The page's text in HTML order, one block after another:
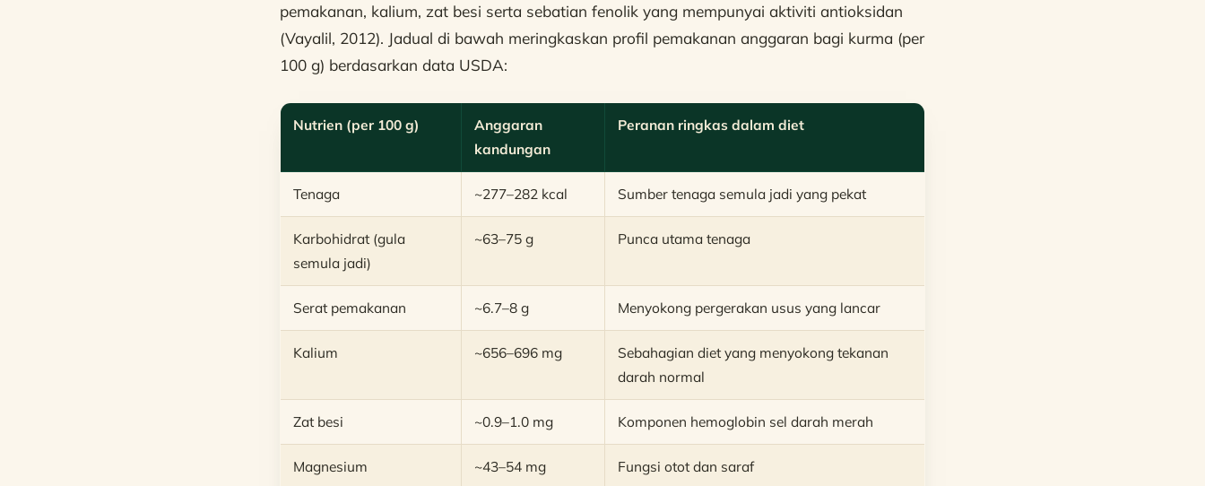
pemakanan, kalium, zat besi serta sebatian fenolik yang mempunyai aktiviti antioksidan
(Vayalil, 2012). Jadual di bawah meringkaskan profil pemakanan anggaran bagi kurma (per
100 g) berdasarkan data USDA:
Nutrien (per 100 g)
Anggaran
kandungan
Peranan ringkas dalam diet
Tenaga ~277–282 kcal Sumber tenaga semula jadi yang pekat
Karbohidrat (gula
semula jadi)
~63–75 g Punca utama tenaga
Serat pemakanan ~6.7–8 g Menyokong pergerakan usus yang lancar
Kalium ~656–696 mg
Sebahagian diet yang menyokong tekanan
darah normal
Zat besi ~0.9–1.0 mg Komponen hemoglobin sel darah merah
Magnesium ~43–54 mg Fungsi otot dan saraf